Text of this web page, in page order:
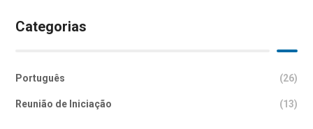
Categorias
Português (26)
Reunião de Iniciação (13)